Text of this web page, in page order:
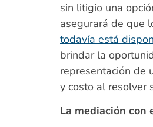
sin litigio una
asegurará de que
todavía está
brindar la
representación de
y costo al resolver
La mediación con